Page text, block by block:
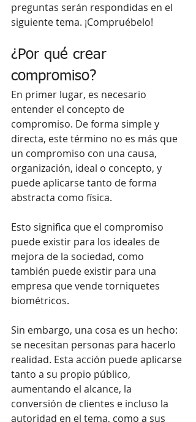
preguntas serán respondidas en el
siguiente tema. ¡Compruébelo!
¿Por qué crear
compromiso?
En primer lugar, es necesario
entender el concepto de
compromiso. De forma simple y
directa, este término no es más que
un compromiso con una causa,
organización, ideal o concepto, y
puede aplicarse tanto de forma
abstracta como física.
Esto significa que el compromiso
puede existir para los ideales de
mejora de la sociedad, como
también puede existir para una
empresa que vende torniquetes
biométricos.
Sin embargo, una cosa es un hecho:
se necesitan personas para hacerlo
realidad. Esta acción puede aplicarse
tanto a su propio público,
aumentando el alcance, la
conversión de clientes e incluso la
autoridad en el tema, como a sus